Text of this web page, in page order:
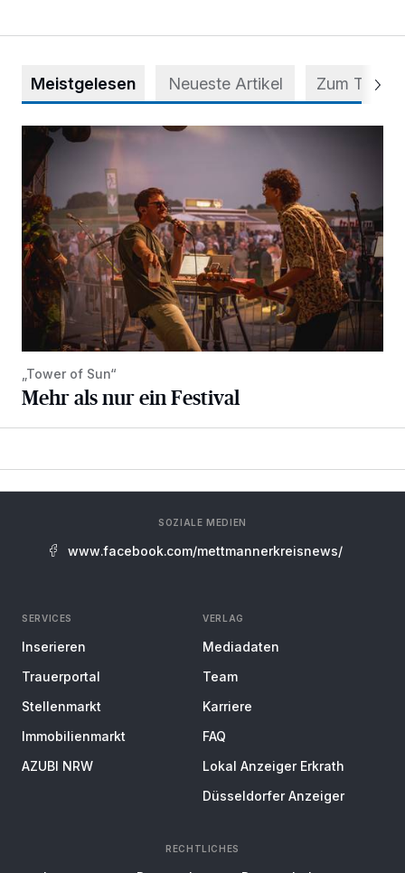
Meistgelesen Neueste Artikel Zum Thema
Mehr als nur ein Festival
„Tower of Sun“
Mehr als nur ein Festival
SOZIALE MEDIEN
www.facebook.com/mettmannerkreisnews/
SERVICES
Inserieren
Trauerportal
Stellenmarkt
Immobilienmarkt
AZUBI NRW
VERLAG
Mediadaten
Team
Karriere
FAQ
Lokal Anzeiger Erkrath
Düsseldorfer Anzeiger
RECHTLICHES